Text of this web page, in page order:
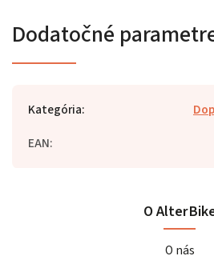
Dodatočné
Kategória:
EAN:
O
O nás